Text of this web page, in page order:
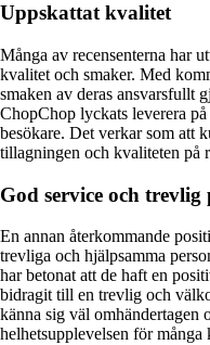
Uppskattat kvalitet
Många av recensenterna har
kvalitet och smaker. Med
smaken av deras ansvarsfullt
ChopChop lyckats leverera
besökare. Det verkar som att
tillagningen och kvaliteten på
God service och trevlig
En annan återkommande
trevliga och hjälpsamma
har betonat att de haft en
bidragit till en trevlig och
känna sig väl
helhetsupplevelsen för många